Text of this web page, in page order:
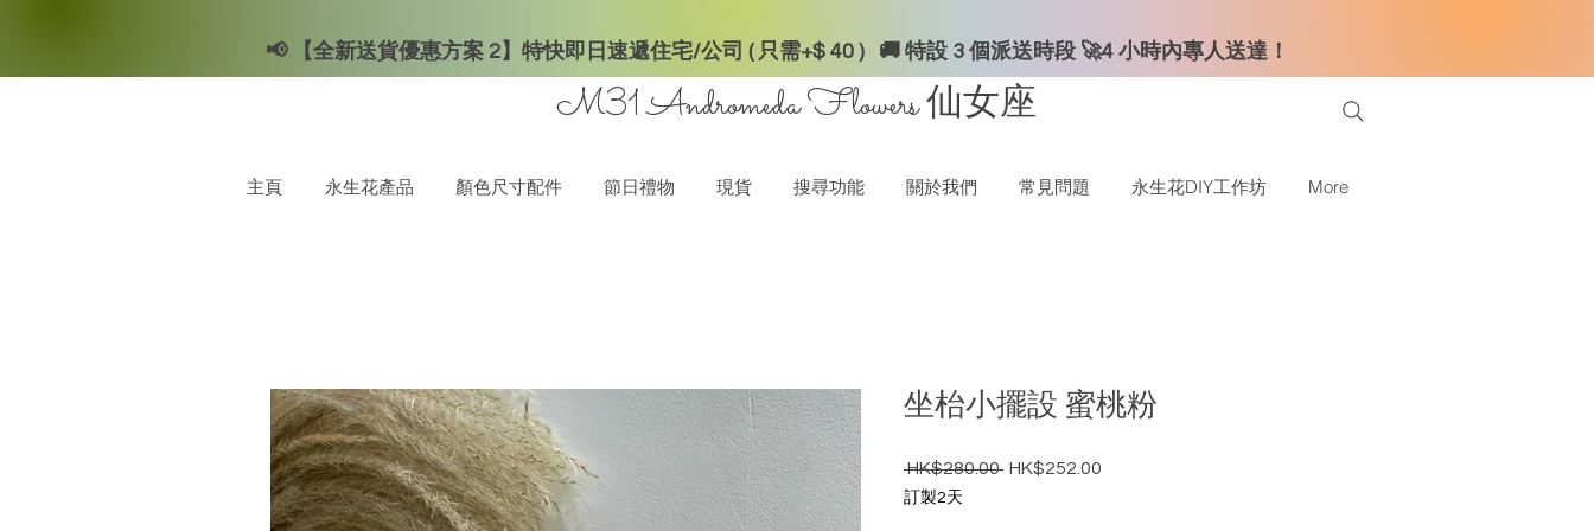
📢 【全新送貨優惠方案 2】特快即日速遞住宅/公司 ( 只需+$ 40 ) 🚚 特設 3 個派送時段 🚀4 小時內專人送達！
M31 Andromeda Flowers 仙女座
主頁 永生花產品 顏色尺寸配件 節日禮物 現貨 搜尋功能 關於我們 常見問題 永生花DIY工作坊 More
坐枱小擺設 蜜桃粉
HK$280.00 一般價格
HK$252.00
訂製2天